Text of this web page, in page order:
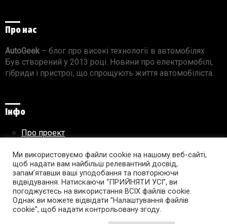
Про нас
AutoGeek– блог про високі технології в автомобілях.
Був створений у 2013 році. Новини про електромобілі,
гібриди і пристрої, що спрощують життя автомобіліста.
Інфо
Про проект
Правила використання матеріалів
Підпишись на AutoGeek!
facebooktwitter instagramyoutube tumblr linkedin
Ми використовуємо файли cookie на нашому веб-сайті,
щоб надати вам найбільш релевантний досвід,
запам’ятавши ваші уподобання та повторюючи
відвідування. Натискаючи “ПРИЙНЯТИ УСІ”, ви
погоджуєтесь на використання ВСІХ файлів cookie.
Однак ви можете відвідати "Налаштування файлів
cookie", щоб надати контрольовану згоду.